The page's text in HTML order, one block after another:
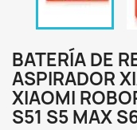
BATERÍA DE
ASPIRADOR
XIAOMI
S51 S5 MAX